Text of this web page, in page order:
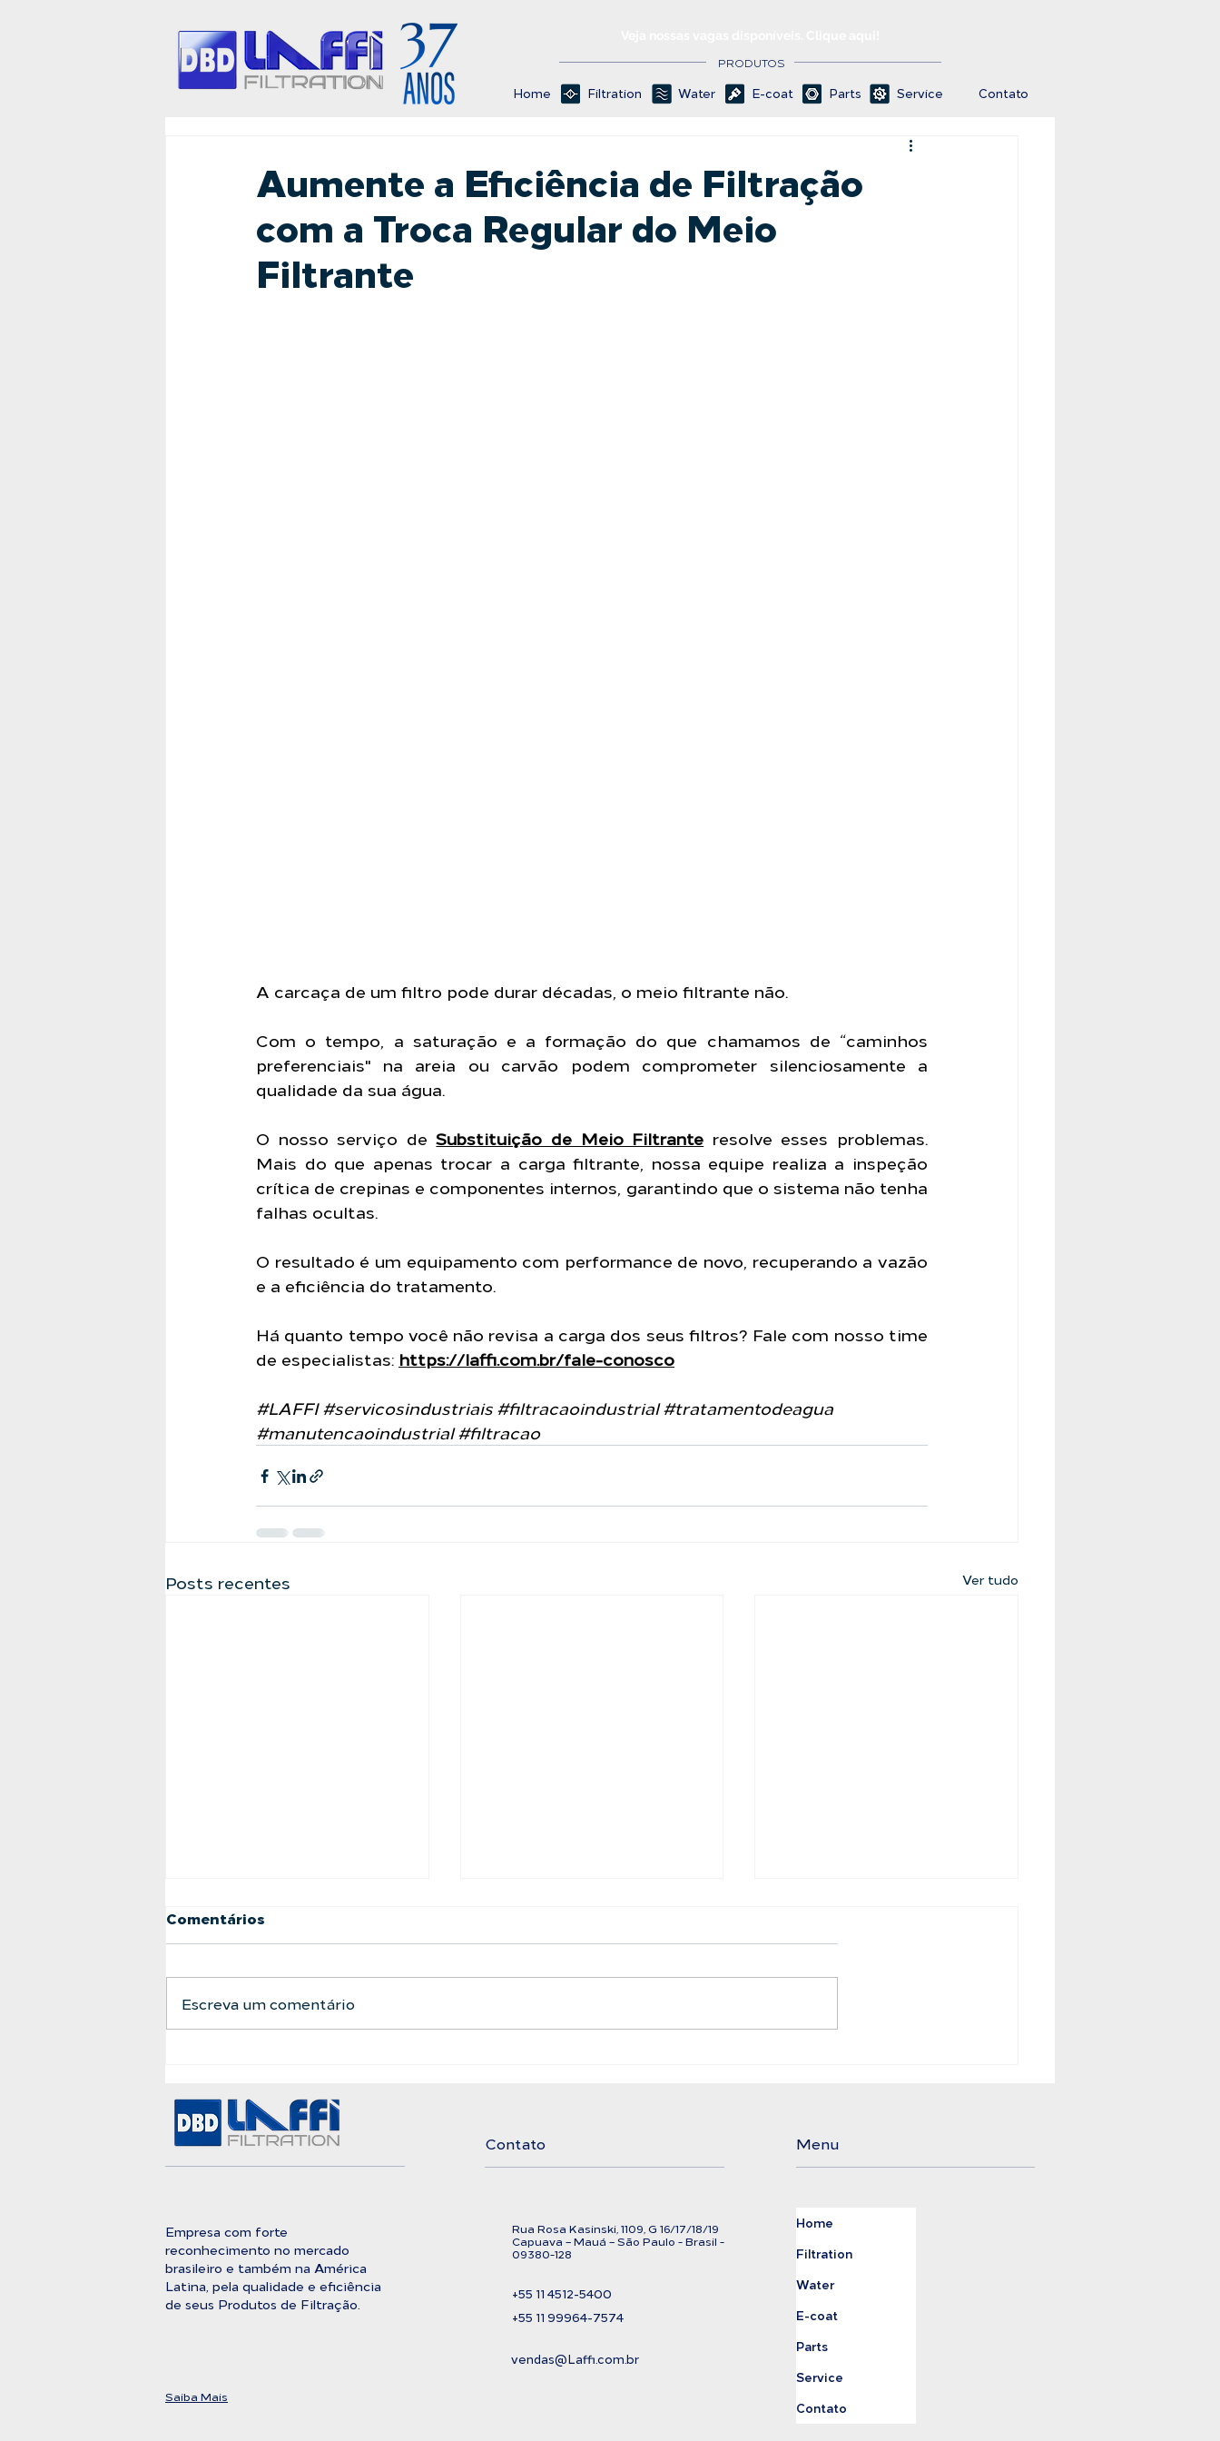
PRODUTOS
Home Filtration Water E-coat Parts Service Contato
Aumente a Eficiência de Filtração
com a Troca Regular do Meio
Filtrante
A carcaça de um filtro pode durar décadas, o meio filtrante não.
Com o tempo, a saturação e a formação do que chamamos de “caminhos
preferenciais" na areia ou carvão podem comprometer silenciosamente a
qualidade da sua água.
O nosso serviço de Substituição de Meio Filtrante resolve esses problemas.
Mais do que apenas trocar a carga filtrante, nossa equipe realiza a inspeção
crítica de crepinas e componentes internos, garantindo que o sistema não tenha
falhas ocultas.
O resultado é um equipamento com performance de novo, recuperando a vazão
e a eficiência do tratamento.
Há quanto tempo você não revisa a carga dos seus filtros? Fale com nosso time
de especialistas: https://laffi.com.br/fale-conosco
#LAFFI #servicosindustriais #filtracaoindustrial #tratamentodeagua
#manutencaoindustrial #filtracao
Posts recentes Ver tudo
Pureza Absoluta
Comentários
Escreva um comentário
Empresa com forte
reconhecimento no mercado
brasileiro e também na América
Latina, pela qualidade e eficiência
de seus Produtos de Filtração.
Saiba Mais
Contato
Rua Rosa Kasinski, 1109, G 16/17/18/19
Capuava – Mauá – São Paulo - Brasil -
09380-128
+55 11 4512-5400
+55 11 99964-7574
vendas@Laffi.com.br
Menu
Home
Filtration
Water
E-coat
Parts
Service
Contato